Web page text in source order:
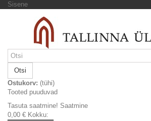
Sisene
Otsi
Ostukorv: (tühi)
Tooted puuduvad
Tasuta saatmine! Saatmine
0,00 € Kokku: